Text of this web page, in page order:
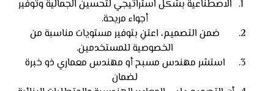
الاصطناعية بشكل استراتيجي لتحسين الجمالية وتوفير
أجواء مريحة.
ضمن التصميم، اعتنِ بتوفير مستويات مناسبة من
الخصوصية للمستخدمين.
استشر مهندس مسبح أو مهندس معماري ذو خبرة
لضمان